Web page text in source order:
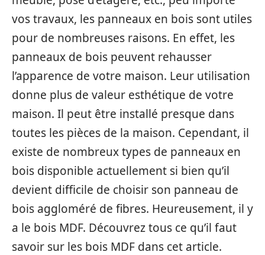
vos travaux, les panneaux en bois sont utiles
pour de nombreuses raisons. En effet, les
panneaux de bois peuvent rehausser
l’apparence de votre maison. Leur utilisation
donne plus de valeur esthétique de votre
maison. Il peut être installé presque dans
toutes les pièces de la maison. Cependant, il
existe de nombreux types de panneaux en
bois disponible actuellement si bien qu’il
devient difficile de choisir son panneau de
bois aggloméré de fibres. Heureusement, il y
a le bois MDF. Découvrez tous ce qu’il faut
savoir sur les bois MDF dans cet article.